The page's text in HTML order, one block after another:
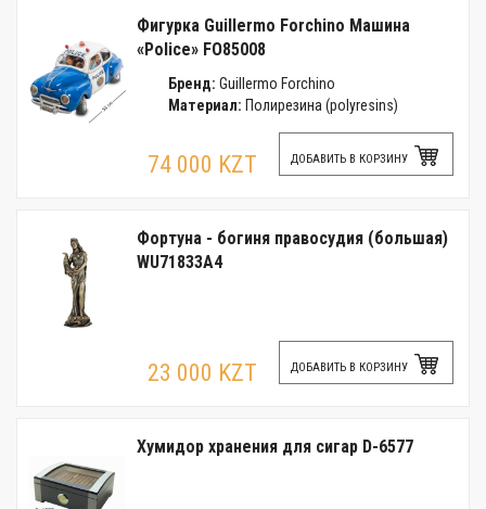
Фигурка Guillermo Forchino Машина
«Police» FO85008
Бренд: Guillermo Forchino
Материал: Полирезина (polyresins)
74 000 KZT ДОБАВИТЬ В КОРЗИНУ
Фортуна - богиня правосудия (большая)
WU71833A4
23 000 KZT ДОБАВИТЬ В КОРЗИНУ
Хумидор хранения для сигар D-6577